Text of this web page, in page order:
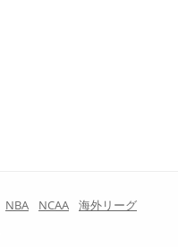
NBA NCAA
海外リーグ